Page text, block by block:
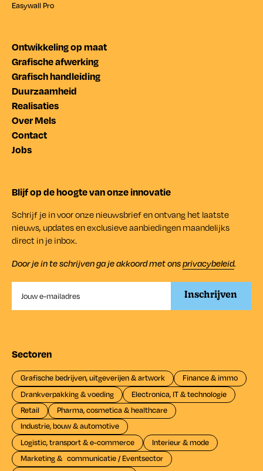
Easywall Pro
Ontwikkeling op maat
Grafische afwerking
Grafisch handleiding
Duurzaamheid
Realisaties
Over Mels
Contact
Jobs
Blijf op de hoogte van onze innovatie
Schrijf je in voor onze nieuwsbrief en ontvang het laatste
nieuws, updates en exclusieve aanbiedingen maandelijks
direct in je inbox.
Door je in te schrijven ga je akkoord met onsprivacybeleid.
Sectoren
Grafische bedrijven, uitgeverijen & artwork
Finance & immo
Drankverpakking & voeding
Electronica, IT & technologie
Retail
Pharma, cosmetica & healthcare
Industrie, bouw & automotive
Logistic, transport & e-commerce
Interieur & mode
Marketing & communicatie / Eventsector